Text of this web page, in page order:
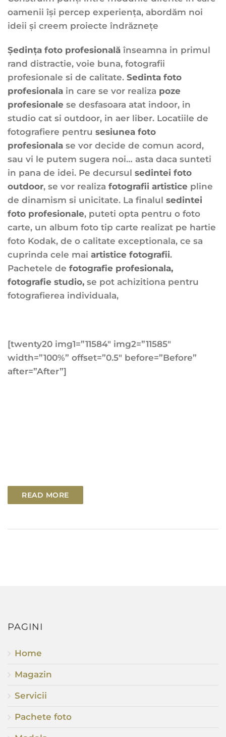
oamenii îşi percep experienţa, abordăm noi
ideii și creem proiecte îndrăznețe
Ședința foto profesională înseamna in primul
rand distractie, voie buna, fotografii
profesionale si de calitate. Sedinta foto
profesionala in care se vor realiza poze
profesionale se desfasoara atat indoor, in
studio cat si outdoor, in aer liber. Locatiile de
fotografiere pentru sesiunea foto
profesionala se vor decide de comun acord,
sau vi le putem sugera noi… asta daca sunteti
in pana de idei. Pe decursul sedintei foto
outdoor, se vor realiza fotografii artistice pline
de dinamism si unicitate. La finalul sedintei
foto profesionale, puteti opta pentru o foto
carte, un album foto tip carte realizat pe hartie
foto Kodak, de o calitate exceptionala, ce sa
cuprinda cele mai artistice fotografii.
Pachetele de fotografie profesionala,
fotografie studio, se pot achizitiona pentru
fotografierea individuala,
[twenty20 img1=”11584″ img2=”11585″
width=”100%” offset=”0.5″ before=”Before”
after=”After”]
READ MORE
PAGINI
Home
Magazin
Servicii
Pachete foto